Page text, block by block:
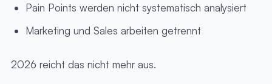
Pain Points werden nicht systematisch analysiert
Marketing und Sales arbeiten getrennt
2026 reicht das nicht mehr aus.